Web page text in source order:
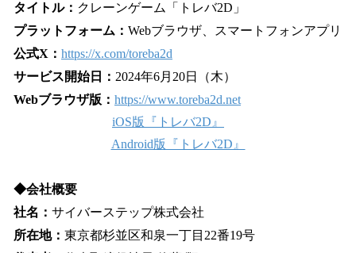
タイトル： クレーンゲーム「トレバ2D」
プラットフォーム： Webブラウザ、スマートフォンアプリ
公式X： https://x.com/toreba2d
サービス開始日： 2024年6月20日（木）
Webブラウザ版： https://www.toreba2d.net
iOS版『トレバ2D』
Android版『トレバ2D』
◆会社概要
社名： サイバーステップ株式会社
所在地： 東京都杉並区和泉一丁目22番19号